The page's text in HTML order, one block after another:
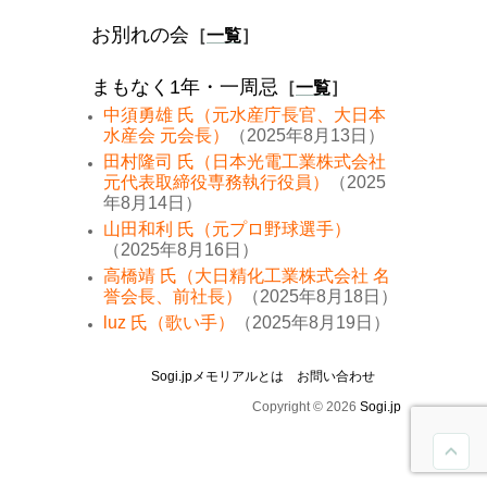
お別れの会 ［一覧］
まもなく1年・一周忌 ［一覧］
中須勇雄 氏（元水産庁長官、大日本
水産会 元会長）
（2025年8月13日）
田村隆司 氏（日本光電工業株式会社
元代表取締役専務執行役員）
（2025
年8月14日）
山田和利 氏（元プロ野球選手）
（2025年8月16日）
高橋靖 氏（大日精化工業株式会社 名
誉会長、前社長）
（2025年8月18日）
luz 氏（歌い手）
（2025年8月19日）
Sogi.jpメモリアルとは
お問い合わせ
Copyright © 2026 Sogi.jp